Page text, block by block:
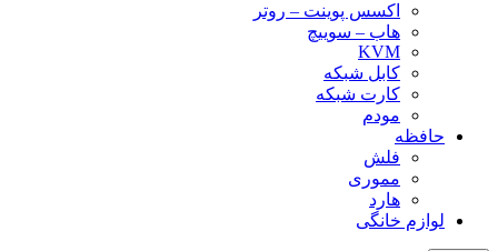
اکسس پوینت – روتر
هاب – سوییچ
KVM
کابل شبکه
کارت شبکه
مودم
حافظه
فلش
مموری
هارد
لوازم خانگی